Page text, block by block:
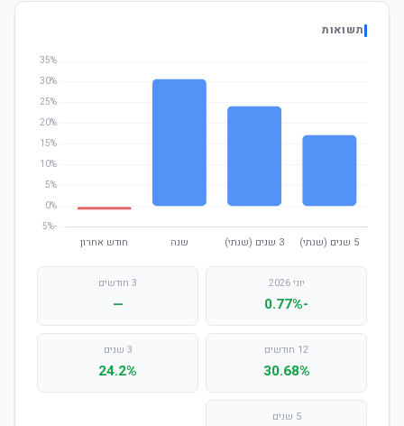
תשואות
יוני 2026
-0.77%
3 חודשים
—
12 חודשים
30.68%
3 שנים
24.2%
5 שנים